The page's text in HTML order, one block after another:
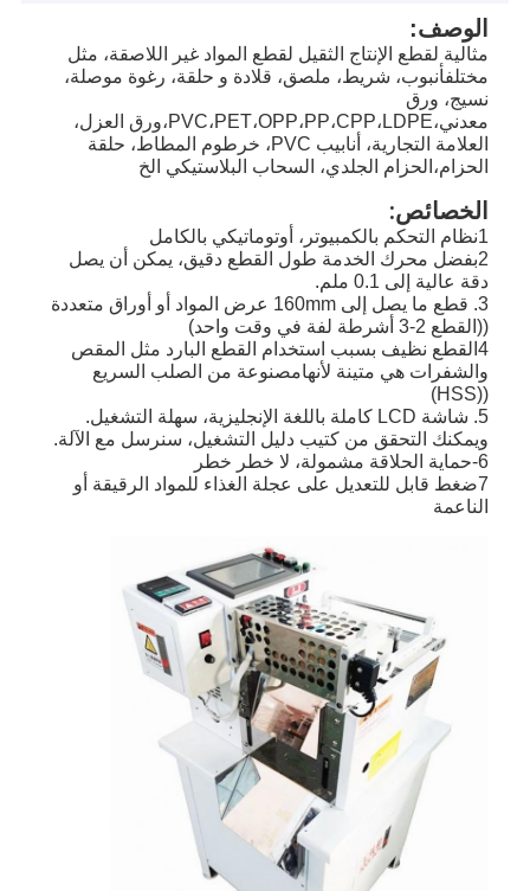
الوصف:
مثالية لقطع الإنتاج الثقيل لقطع المواد غير اللاصقة، مثل
مختلفأنبوب، شريط، ملصق، قلادة و حلقة، رغوة موصلة،
نسيج، ورق
معدني،PVC،PET،OPP،PP،CPP،LDPE،
ورق العزل،
العلامة التجارية، أنابيب PVC، خرطوم المطاط، حلقة
الحزام، الحزام الجلدي، السحاب البلاستيكي الخ
الخصائص:
1نظام التحكم بالكمبيوتر، أوتوماتيكي بالكامل
2بفضل محرك الخدمة طول القطع دقيق، يمكن أن يصل
دقة عالية إلى 0.1 ملم.
3. قطع ما يصل إلى 160mm عرض المواد أو أوراق متعددة
((القطع 2-3 أشرطة لفة في وقت واحد)
4القطع نظيف بسبب استخدام القطع البارد مثل المقص
والشفرات هي متينة لأنهامصنوعة من الصلب السريع
((HSS)
5. شاشة LCD كاملة باللغة الإنجليزية، سهلة التشغيل.
ويمكنك التحقق من كتيب دليل التشغيل، سنرسل مع الآلة.
6-حماية الحلاقة مشمولة، لا خطر خطر
7ضغط قابل للتعديل على عجلة الغذاء للمواد الرقيقة أو
الناعمة